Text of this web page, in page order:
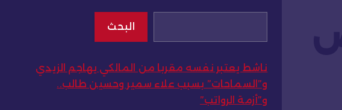
البحث
ناشط يعتبر نفسه مقربا من المالكي يهاجم الزيدي
و”السماحات” بسبب علاء سمير وحسين طالب..
و”أزمة الرواتب”